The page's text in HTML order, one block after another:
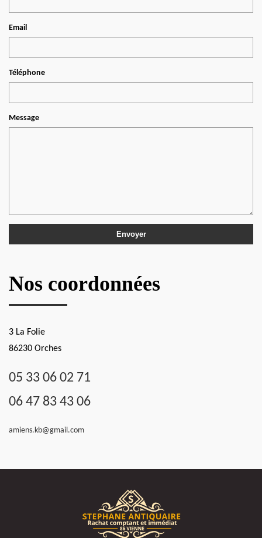
Email
Téléphone
Message
Nos coordonnées
3 La Folie
86230 Orches
05 33 06 02 71
06 47 83 43 06
amiens.kb@gmail.com